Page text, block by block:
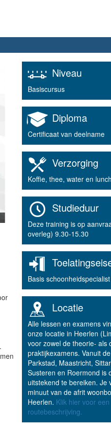
Niveau
Basiscursus
Diploma
Certificaat van deelname
Verzorging
Koffie, thee, water en
Studieduur
Deze training is op
overleg) 9.30-15.30
Basis schoonheidspecialist
Locatie
Alle lessen en examens
onze locatie in Heerlen
voor zowel de theorie- als
praktijkexamens. Vanuit
Parkstad, Maastricht,
Susteren en Roermond is
uitstekend te bereiken. Je
minuut van de afrit
Heerlen. Klik hier voor een
routebeschrijving.